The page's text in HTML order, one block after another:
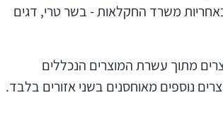
משרד החקלאות - בשר טרי, דגים
מתוך עשרת המוצרים הנכללים
נוספים מאוחסנים בשני אזורים בלבד.